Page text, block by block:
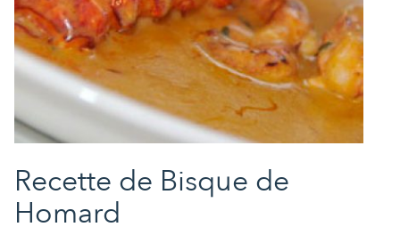
Recette de Bisque de
Homard